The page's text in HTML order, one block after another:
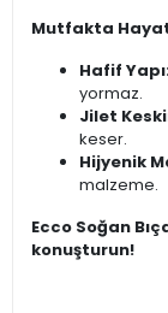
Mutfakta
Hafif
yormaz.
Jilet
keser.
Hijyenik
malzeme.
Ecco Soğan
konuşturun!